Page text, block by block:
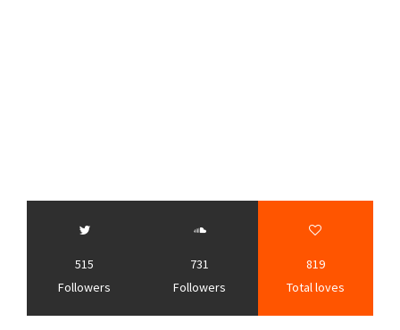
515
Followers
731
Followers
819
Total loves